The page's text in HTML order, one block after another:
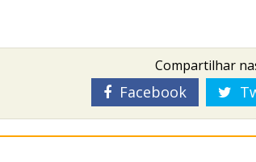
Compartilhar
Facebook